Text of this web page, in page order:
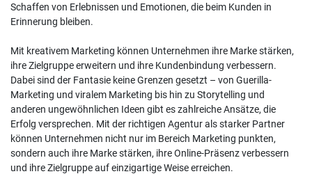
Schaffen von Erlebnissen und Emotionen, die beim Kunden in
Erinnerung bleiben.
Mit kreativem Marketing können Unternehmen ihre Marke stärken,
ihre Zielgruppe erweitern und ihre Kundenbindung verbessern.
Dabei sind der Fantasie keine Grenzen gesetzt – von Guerilla-
Marketing und viralem Marketing bis hin zu Storytelling und
anderen ungewöhnlichen Ideen gibt es zahlreiche Ansätze, die
Erfolg versprechen. Mit der richtigen Agentur als starker Partner
können Unternehmen nicht nur im Bereich Marketing punkten,
sondern auch ihre Marke stärken, ihre Online-Präsenz verbessern
und ihre Zielgruppe auf einzigartige Weise erreichen.